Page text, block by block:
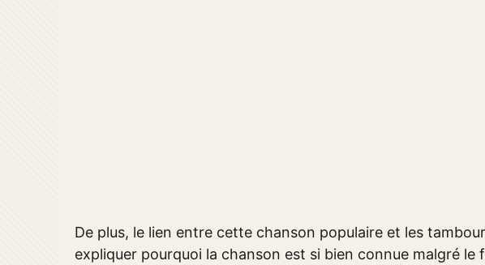
De plus, le lien entre cette chanson populaire et les
expliquer pourquoi la chanson est si bien connue malgré le